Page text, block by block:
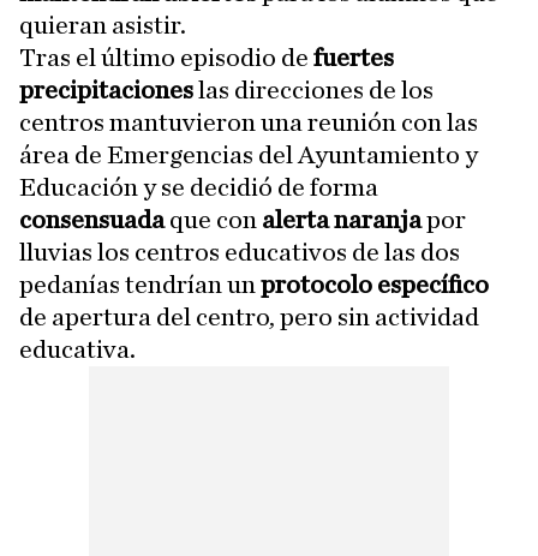
quieran asistir.
Tras el último episodio de fuertes
precipitacioneslas direcciones de los
centros mantuvieron una reunión con las
área de Emergencias del Ayuntamiento y
Educación y se decidió de forma
consensuadaque con alerta naranjapor
lluvias los centros educativos de las dos
pedanías tendrían un protocolo específico
de apertura del centro, pero sin actividad
educativa.